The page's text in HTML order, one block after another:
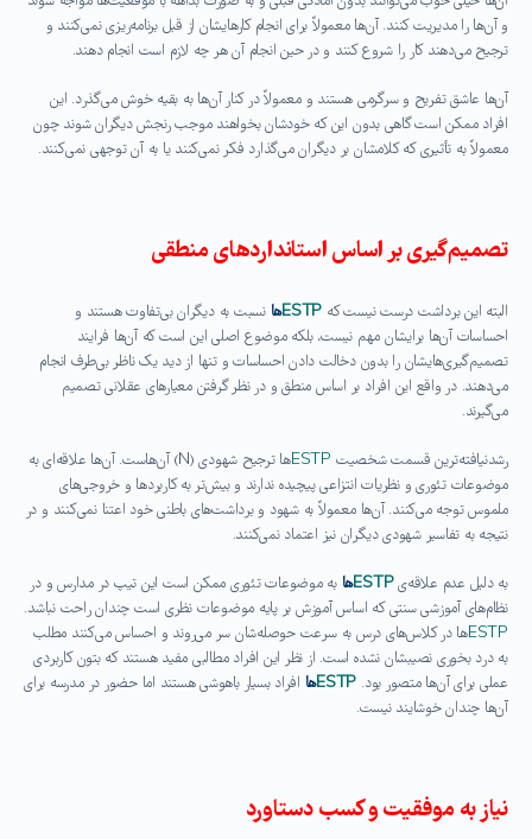
و آن‌ها را مدیریت کنند. آن‌ها معمولاً برای انجام کارهایشان از قبل برنامه‌ریزی نمی‌کنند و
ترجیح می‌دهند کار را شروع کنند و در حین انجام آن هر چه لازم است انجام دهند.
آن‌ها عاشق تفریح و سرگرمی هستند و معمولاً در کنار آن‌ها به بقیه خوش می‌گذرد. این
افراد ممکن است گاهی بدون این که خودشان بخواهند موجب رنجش دیگران شوند چون
معمولاً به تأثیری که کلامشان بر دیگران می‌گذارد فکر نمی‌کنند یا به آن توجهی نمی‌کنند.
تصمیم‌گیری بر اساس استانداردهای منطقی
البته این برداشت درست نیست که ESTPها نسبت به دیگران بی‌تفاوت هستند و
احساسات آن‌ها برایشان مهم نیست، بلکه موضوع اصلی این است که آن‌ها فرایند
تصمیم‌گیری‌هایشان را بدون دخالت دادن احساسات و تنها از دید یک ناظر بی‌طرف انجام
می‌دهند. در واقع این افراد بر اساس منطق و در نظر گرفتن معیارهای عقلانی تصمیم
می‌گیرند.
رشدنیافته‌ترین قسمت شخصیت ESTP
ها ترجیح شهودی (N) آن‌هاست. آن‌ها علاقه‌ای به
موضوعات تئوری و نظریات انتزاعی پیچیده ندارند و بیش‌تر به کاربردها و خروجی‌های
ملموس توجه می‌کنند. آن‌ها معمولاً به شهود و برداشت‌های باطنی خود اعتنا نمی‌کنند و در
نتیجه به تفاسیر شهودی دیگران نیز اعتماد نمی‌کنند.
به دلیل عدم علاقه‌یESTPها به موضوعات تئوری ممکن است این تیپ در مدارس و در
نظام‌های آموزشی سنتی که اساس آموزش بر پایه‌ موضوعات نظری است چندان راحت نباشد.
ESTPها در کلاس‌های درس به سرعت حوصله‌شان سر می‌روند و احساس می‌کنند مطلب
به درد بخوری نصیبشان نشده است. از نظر این افراد مطالبی مفید هستند که بتون کاربردی
عملی برای آن‌ها متصور بود. ESTPها افراد بسیار باهوشی هستند اما حضور در مدرسه برای
آن‌ها چندان خوشایند نیست.
نیاز به موفقیت و کسب دستاورد